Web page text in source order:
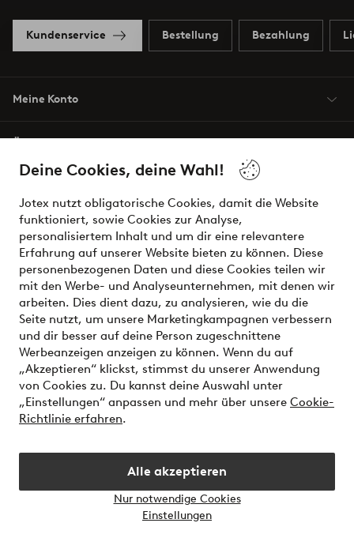
Deine Cookies, deine Wahl!
Jotex nutzt obligatorische Cookies, damit die Website
funktioniert, sowie Cookies zur Analyse,
personalisiertem Inhalt und um dir eine relevantere
Erfahrung auf unserer Website bieten zu können. Diese
personenbezogenen Daten und diese Cookies teilen wir
mit den Werbe- und Analyseunternehmen, mit denen wir
arbeiten. Dies dient dazu, zu analysieren, wie du die
Seite nutzt, um unsere Marketingkampagnen verbessern
und dir besser auf deine Person zugeschnittene
Werbeanzeigen anzeigen zu können. Wenn du auf
„Akzeptieren“ klickst, stimmst du unserer Anwendung
von Cookies zu. Du kannst deine Auswahl unter
„Einstellungen“ anpassen und mehr über unsere Cookie-
Richtlinie erfahren.
Alle akzeptieren
Nur notwendige Cookies
Einstellungen
Kundenservice Bestellung Bezahlung
Meine Konto
Bedingungen
Sichere Zahlungen - Jetzt bezahlen oder aufteilen
Möchtest du mehr über unsere
Zahlungsmöglichkeitenerfahren?